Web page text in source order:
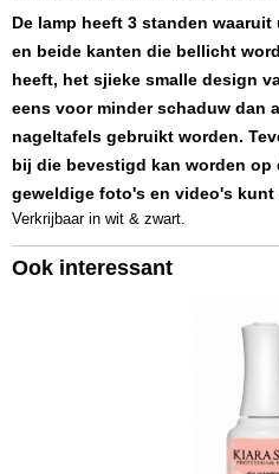
De lamp heeft 3 standen
en beide kanten die bellicht
heeft, het sjieke smalle design
eens voor minder schaduw dan
nageltafels gebruikt worden.
bij die bevestigd kan worden op
geweldige foto's en video's
Verkrijbaar in wit & zwart.
Ook interessant